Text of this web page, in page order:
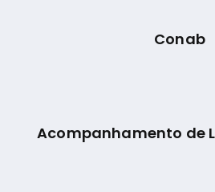
Conab
Acompanhamento de